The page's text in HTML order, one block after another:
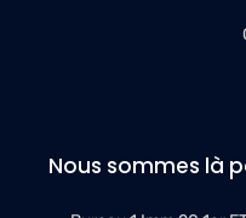
Nous sommes là